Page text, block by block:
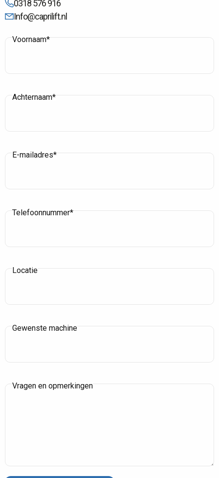
0318 576 916
Info@caprilift.nl
Voornaam*
Achternaam*
E-mailadres*
Telefoonnummer*
Locatie
Gewenste machine
Vragen en opmerkingen